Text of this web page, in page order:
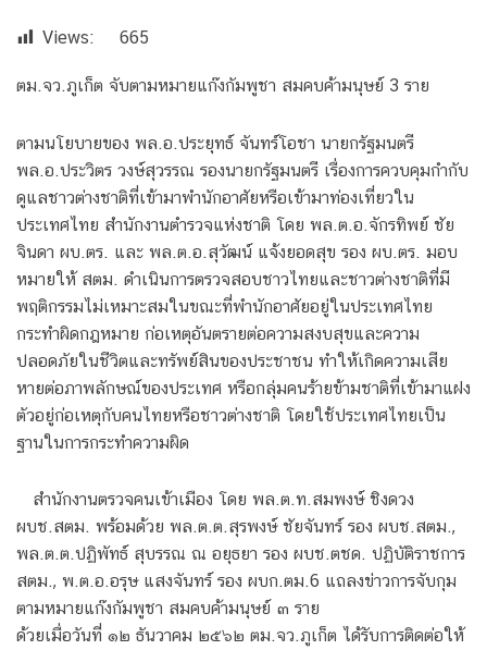
Views: 665
ตม.จว.ภูเก็ต จับตามหมายแก๊งกัมพูชา สมคบค้ามนุษย์ 3 ราย
ตามนโยบายของ พล.อ.ประยุทธ์ จันทร์โอชา นายกรัฐมนตรี
พล.อ.ประวิตร วงษ์สุวรรณ รองนายกรัฐมนตรี เรื่องการควบคุมกำกับ
ดูแลชาวต่างชาติที่เข้ามาพำนักอาศัยหรือเข้ามาท่องเที่ยวใน
ประเทศไทย สำนักงานตำรวจแห่งชาติ โดย พล.ต.อ.จักรทิพย์ ชัย
จินดา ผบ.ตร. และ พล.ต.อ.สุวัฒน์ แจ้งยอดสุข รอง ผบ.ตร. มอบ
หมายให้ สตม. ดำเนินการตรวจสอบชาวไทยและชาวต่างชาติที่มี
พฤติกรรมไม่เหมาะสมในขณะที่พำนักอาศัยอยู่ในประเทศไทย
กระทำผิดกฎหมาย ก่อเหตุอันตรายต่อความสงบสุขและความ
ปลอดภัยในชีวิตและทรัพย์สินของประชาชน ทำให้เกิดความเสีย
หายต่อภาพลักษณ์ของประเทศ หรือกลุ่มคนร้ายข้ามชาติที่เข้ามาแฝง
ตัวอยู่ก่อเหตุกับคนไทยหรือชาวต่างชาติ โดยใช้ประเทศไทยเป็น
ฐานในการกระทำความผิด
สำนักงานตรวจคนเข้าเมือง โดย พล.ต.ท.สมพงษ์ ชิงดวง
ผบช.สตม. พร้อมด้วย พล.ต.ต.สุรพงษ์ ชัยจันทร์ รอง ผบช.สตม.,
พล.ต.ต.ปฏิพัทธ์ สุบรรณ ณ อยุธยา รอง ผบช.ตชด. ปฏิบัติราชการ
สตม., พ.ต.อ.อรุษ แสงจันทร์ รอง ผบก.ตม.6 แถลงข่าวการจับกุม
ตามหมายแก๊งกัมพูชา สมคบค้ามนุษย์ ๓ ราย
ด้วยเมื่อวันที่ ๑๒ ธันวาคม ๒๕๖๒ ตม.จว.ภูเก็ต ได้รับการติดต่อให้